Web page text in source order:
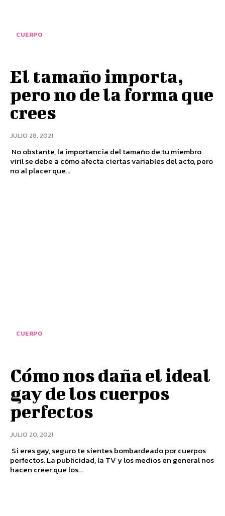
CUERPO
El tamaño importa,
pero no de la forma que
crees
JULIO 28, 2021
No obstante, la importancia del tamaño de tu miembro
viril se debe a cómo afecta ciertas variables del acto, pero
no al placer que...
CUERPO
Cómo nos daña el ideal
gay de los cuerpos
perfectos
JULIO 20, 2021
Si eres gay, seguro te sientes bombardeado por cuerpos
perfectos. La publicidad, la TV y los medios en general nos
hacen creer que los...